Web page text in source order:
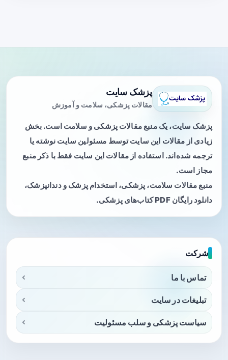
پزشک سایت
مقالات پزشکی، سلامت و آموزش
پزشک سایت، یک منبع مقالات پزشکی و سلامت است. بخش
زیادی از مقالات این سایت توسط مسئولین سایت نوشته یا
ترجمه شده‌اند. استفاده از مقالات این سایت فقط با ذکر منبع
مجاز است.
منبع مقالات سلامت، پزشکی، استخدام پزشک و دندانپزشک،
دانلود رایگان PDF کتاب‌های پزشکی.
شرکت
تماس با ما
تبلیغات در سایت
سیاست پزشکی و سلب مسئولیت